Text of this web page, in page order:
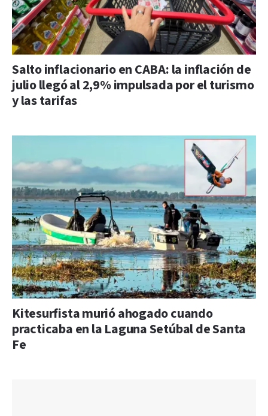
Salto inflacionario en CABA: la inflación de
julio llegó al 2,9% impulsada por el turismo
y las tarifas
Kitesurfista murió ahogado cuando
practicaba en la Laguna Setúbal de Santa
Fe